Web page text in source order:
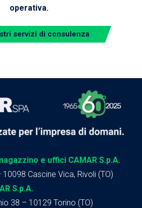
operativa.
servizi di consulenza
e uffici CAMAR S.p.A.
Cascine Vica, Rivoli (TO)
S.p.A.
38 – 10129 Torino (TO)